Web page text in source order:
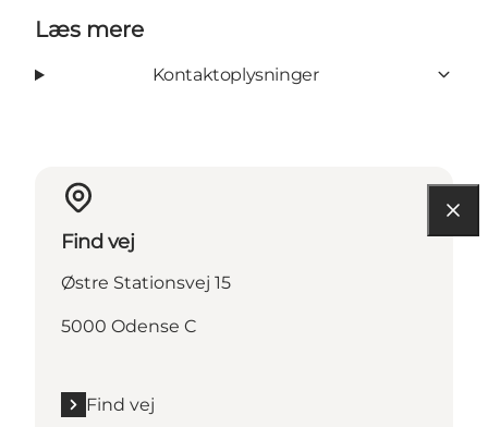
Læs mere
Kontaktoplysninger
Find vej
Østre Stationsvej 15
5000 Odense C
Find vej